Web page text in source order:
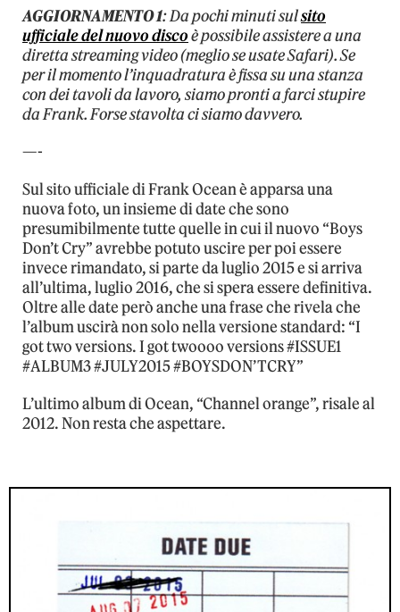
AGGIORNAMENTO 1: Da pochi minuti sulsito
ufficiale del nuovo discoè possibile assistere a una
diretta streaming video (meglio se usate Safari). Se
per il momento l’inquadratura è fissa su una stanza
con dei tavoli da lavoro, siamo pronti a farci stupire
da Frank. Forse stavolta ci siamo davvero.
—-
Sul sito ufficiale di Frank Ocean è apparsa una
nuova foto, un insieme di date che sono
presumibilmente tutte quelle in cui il nuovo “Boys
Don’t Cry” avrebbe potuto uscire per poi essere
invece rimandato, si parte da luglio 2015 e si arriva
all’ultima, luglio 2016, che si spera essere definitiva.
Oltre alle date però anche una frase che rivela che
l’album uscirà non solo nella versione standard: “I
got two versions. I got twoooo versions #ISSUE1
#ALBUM3 #JULY2015 #BOYSDON’TCRY”
L’ultimo album di Ocean, “Channel orange”, risale al
2012. Non resta che aspettare.